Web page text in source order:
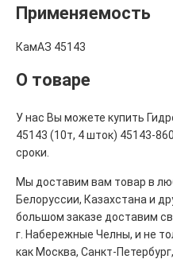
Применяемость
КамАЗ 45143
О товаре
У нас Вы можете купить
45143 (10т, 4 шток) 45143-
сроки.
Мы доставим вам товар в
Белоруссии, Казахстана и
большом заказе доставим
г. Набережные Челны, и не
как Москва, Санкт-